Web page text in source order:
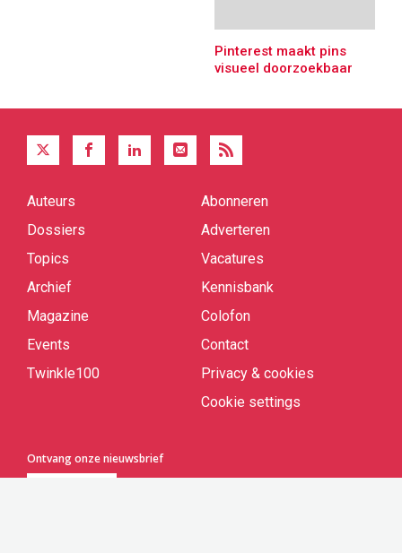
Pinterest maakt pins
visueel doorzoekbaar
Quick
Auteurs
Dossiers
Topics
Archief
Magazine
Events
Twinkle100
Abonneren
Adverteren
Vacatures
Kennisbank
Colofon
Contact
Privacy & cookies
Cookie settings
Ontvang onze nieuwsbrief